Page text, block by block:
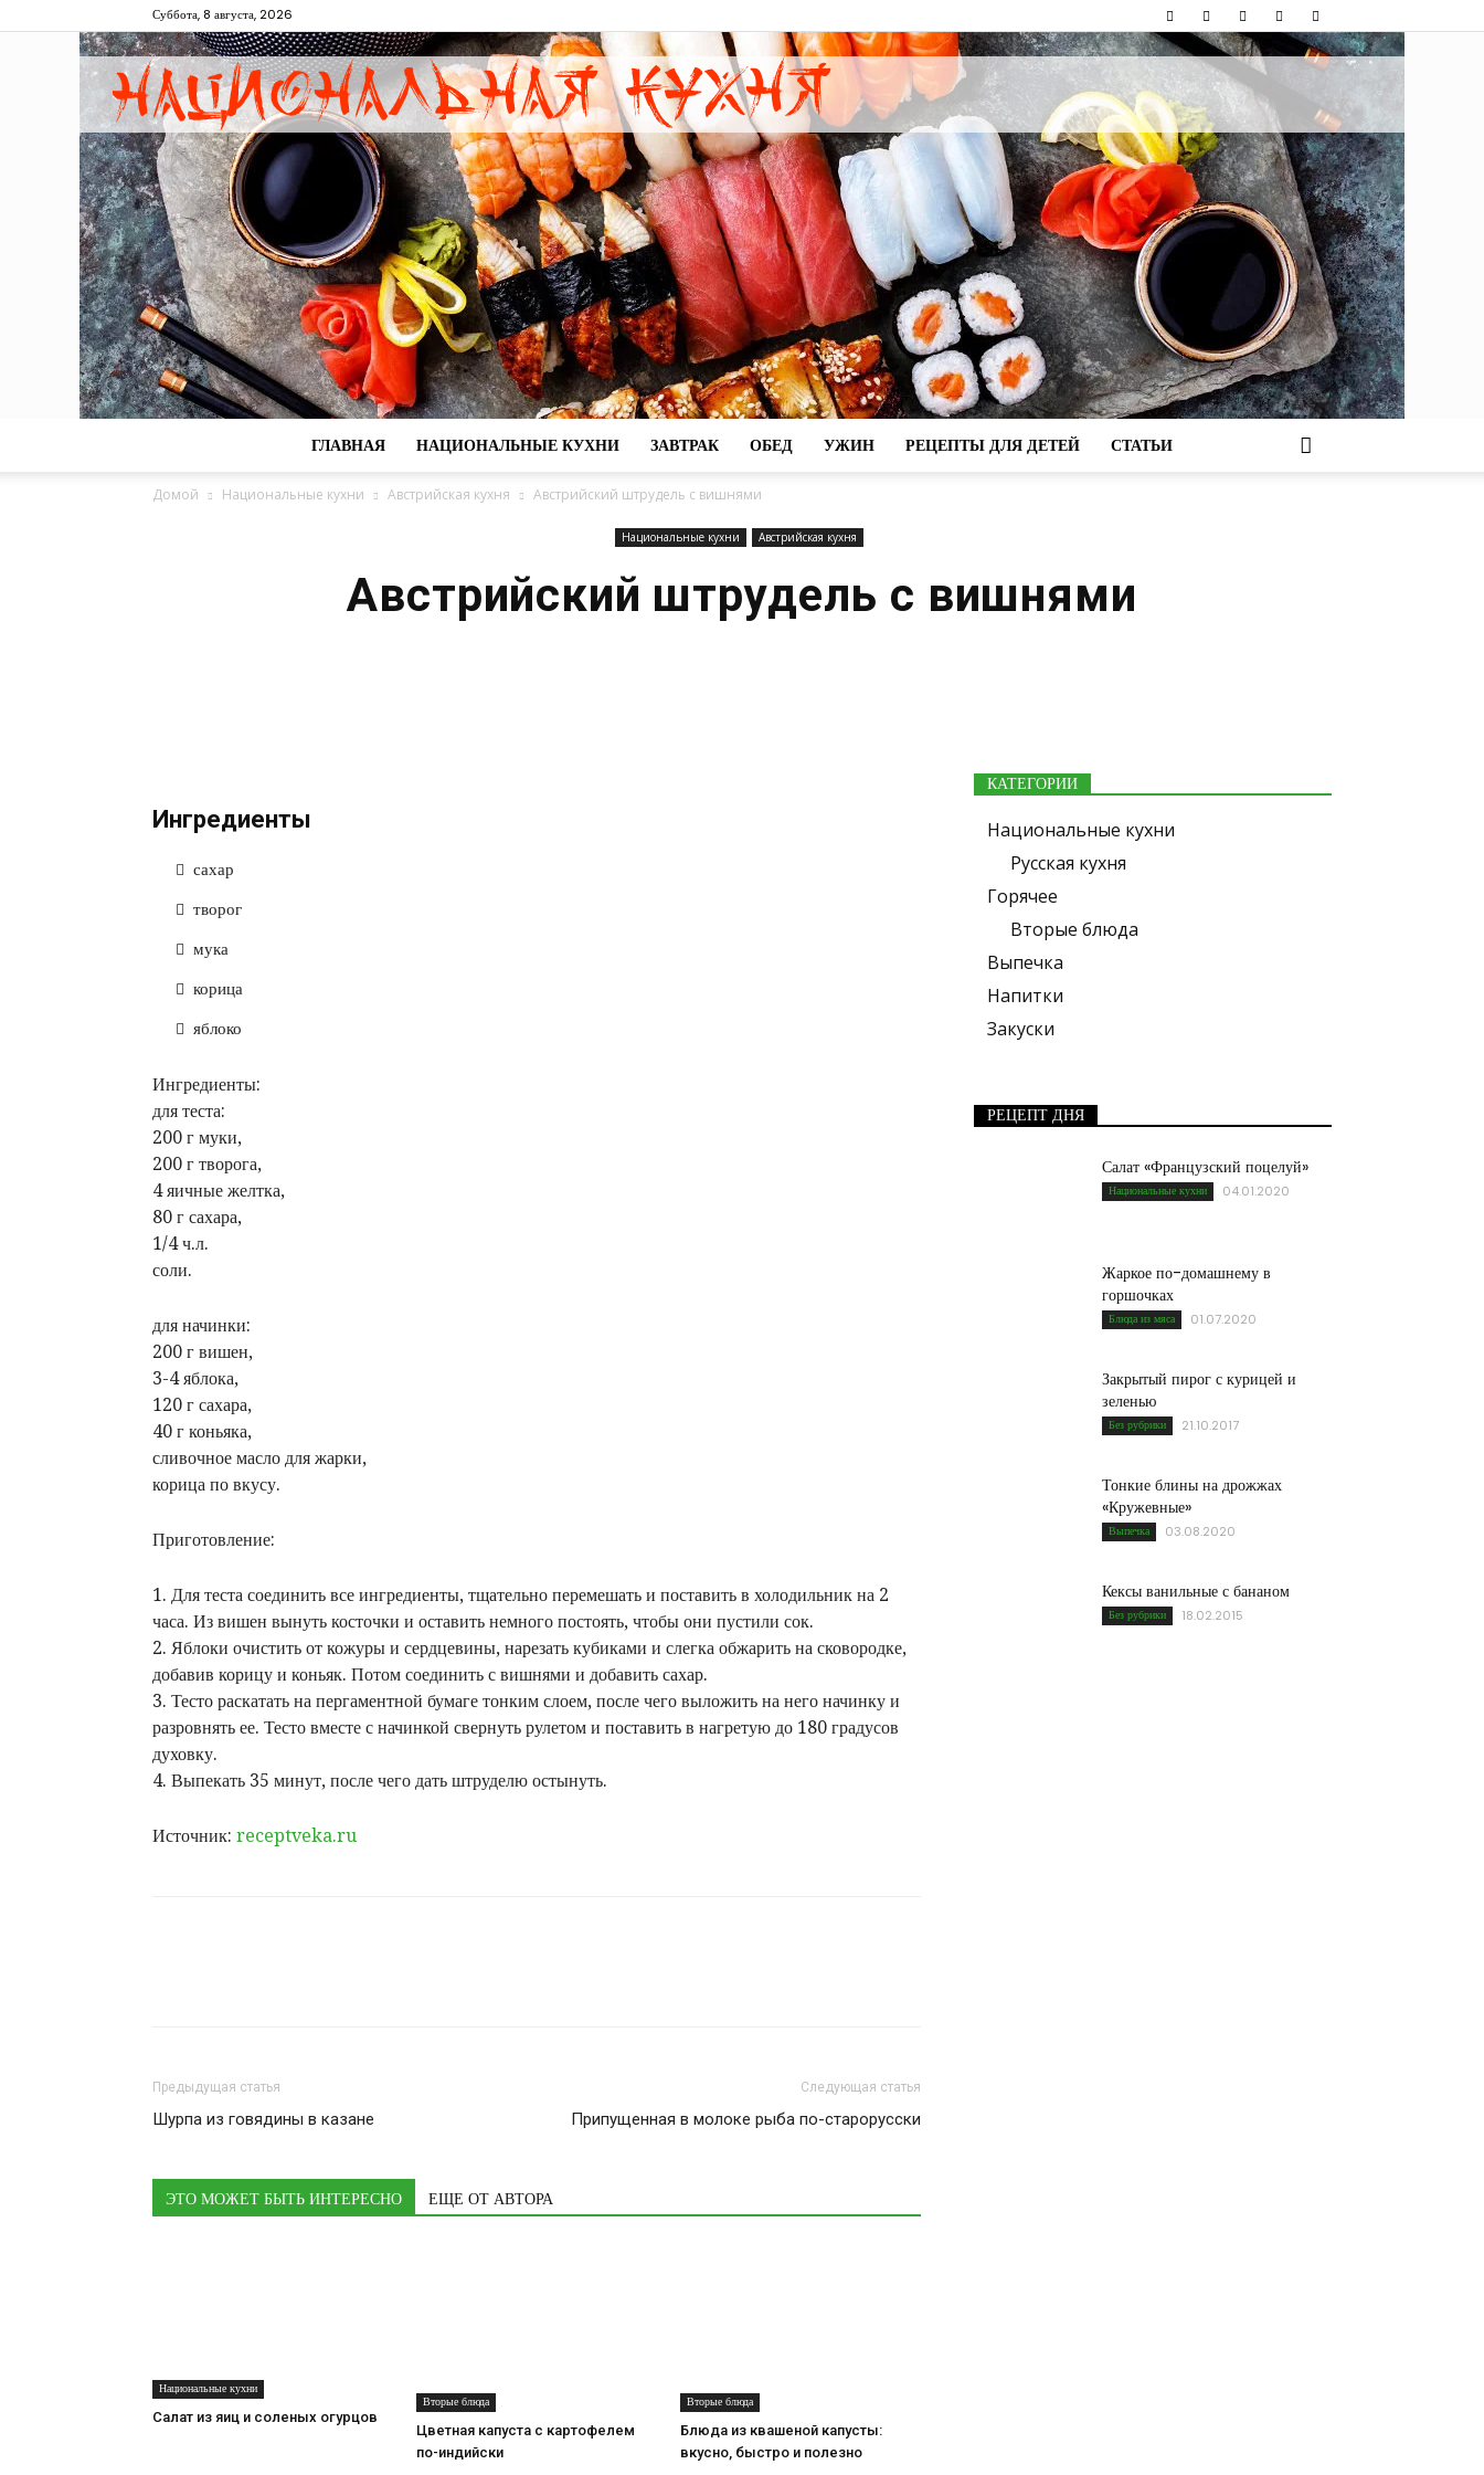
Суббота, 8 августа, 2026
7eda
ГЛАВНАЯ НАЦИОНАЛЬНЫЕ КУХНИ ЗАВТРАК ОБЕД УЖИН РЕЦЕПТЫ ДЛЯ ДЕТЕЙ СТАТЬИ
Домой Национальные кухни Австрийская кухня Австрийский штрудель с вишнями
Национальные кухни Австрийская кухня
Австрийский штрудель с вишнями
Ингредиенты
сахар
творог
мука
корица
яблоко
Ингредиенты:
для теста:
200 г муки,
200 г творога,
4 яичные желтка,
80 г сахара,
1/4 ч.л.
соли.
для начинки:
200 г вишен,
3-4 яблока,
120 г сахара,
40 г коньяка,
сливочное масло для жарки,
корица по вкусу.
Приготовление:
1. Для теста соединить все ингредиенты, тщательно перемешать и поставить в холодильник на 2
часа. Из вишен вынуть косточки и оставить немного постоять, чтобы они пустили сок.
2. Яблоки очистить от кожуры и сердцевины, нарезать кубиками и слегка обжарить на сковородке,
добавив корицу и коньяк. Потом соединить с вишнями и добавить сахар.
3. Тесто раскатать на пергаментной бумаге тонким слоем, после чего выложить на него начинку и
разровнять ее. Тесто вместе с начинкой свернуть рулетом и поставить в нагретую до 180 градусов
духовку.
4. Выпекать 35 минут, после чего дать штруделю остынуть.
Источник: receptveka.ru
Предыдущая статья
Шурпа из говядины в казане
Следующая статья
Припущенная в молоке рыба по-старорусски
ЭТО МОЖЕТ БЫТЬ ИНТЕРЕСНО ЕЩЕ ОТ АВТОРА
Национальные кухни
Салат из яиц и соленых огурцов
Вторые блюда
Цветная капуста с картофелем
по-индийски
Вторые блюда
Блюда из квашеной капусты:
вкусно, быстро и полезно
КАТЕГОРИИ
Национальные кухни
Русская кухня
Горячее
Вторые блюда
Выпечка
Напитки
Закуски
РЕЦЕПТ ДНЯ
Салат «Французский поцелуй»
Национальные кухни 04.01.2020
Жаркое по-домашнему в
горшочках
Блюда из мяса 01.07.2020
Закрытый пирог с курицей и
зеленью
Без рубрики 21.10.2017
Тонкие блины на дрожжах
«Кружевные»
Выпечка 03.08.2020
Кексы ванильные с бананом
Без рубрики 18.02.2015